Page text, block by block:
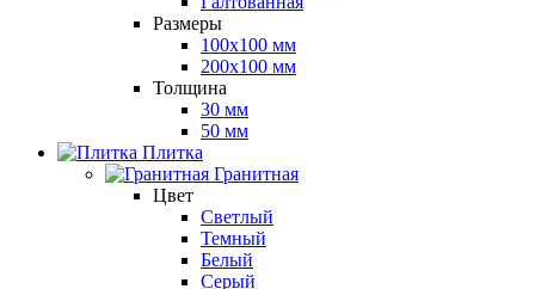
Размеры
100х100 мм
200х100 мм
Толщина
30 мм
50 мм
Плитка
Гранитная
Цвет
Светлый
Темный
Белый
Серый